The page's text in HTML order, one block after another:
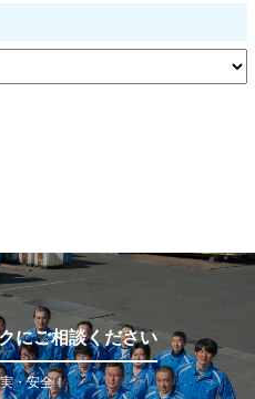
にご相談ください
・安全！